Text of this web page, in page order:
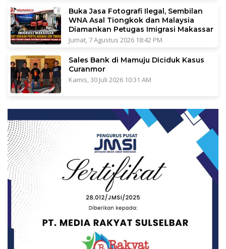
Buka Jasa Fotografi Ilegal, Sembilan
WNA Asal Tiongkok dan Malaysia
Diamankan Petugas Imigrasi Makassar
Jumat, 7 Agustus 2026 18:42 PM
Sales Bank di Mamuju Diciduk Kasus
Curanmor
Kamis, 30 Juli 2026 10:31 AM